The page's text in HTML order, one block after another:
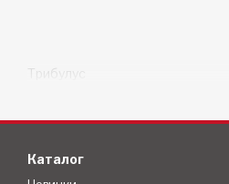
Трибулус
Каталог